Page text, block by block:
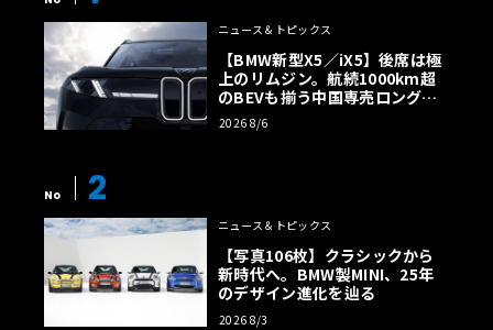
ニュース＆トピックス
【BMW新型X5／iX5】後席は極
上のリムジン。航続1000km超
のBEVも揃う中国専売ロング仕
様の全貌
2026 8/6
No 2
ニュース＆トピックス
【写真106枚】クラシックから
新時代へ。BMW製MINI、25年
のデザイン進化を辿る
2026 8/3